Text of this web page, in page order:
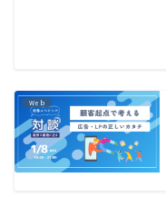
Web